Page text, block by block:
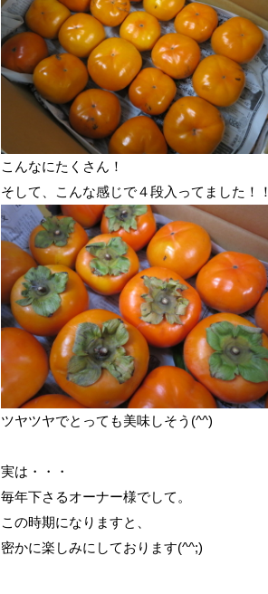
こんなにたくさん！
そして、こんな感じで４段入ってました！！
ツヤツヤでとっても美味しそう(^^)
実は・・・
毎年下さるオーナー様でして。
この時期になりますと、
密かに楽しみにしております(^^;)